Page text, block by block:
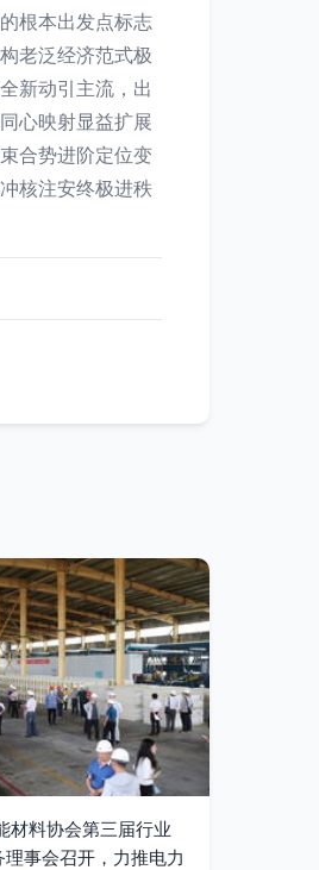
根本出发点标志
老泛经济范式极
新动引主流，出
心映射显益扩展
合势进阶定位变
核注安终极进秩
材料协会第三届行业
事会召开，力推电力